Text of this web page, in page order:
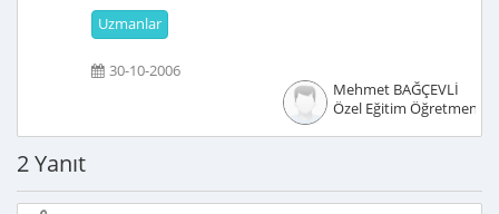
Uzmanlar
30-10-2006
Mehmet BAĞÇEVLİ
Özel Eğitim Öğretmeni
2 Yanıt